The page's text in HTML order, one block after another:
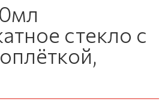
стекло с